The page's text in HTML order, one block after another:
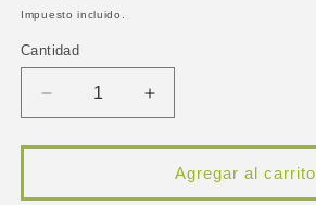
habitual
Impuesto incluido.
Cantidad
Reducir
cantidad
para
Funcionales
Aumentar
cantidad
para
Hongos
Funcionales
Agregar al carrito